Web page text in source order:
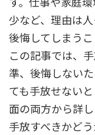
少など、理由は
後悔してしまう
この記事では、
準、後悔しない
ても手放せない
面の両方から詳
手放すべきかど